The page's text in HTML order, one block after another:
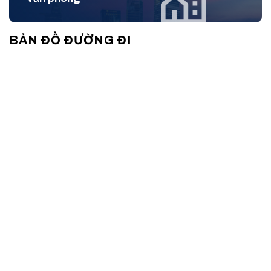
cấp ra thị trường một lượng diện tích sàn vừa phải, tạo nên
BẢN ĐỒ ĐƯỜNG ĐI